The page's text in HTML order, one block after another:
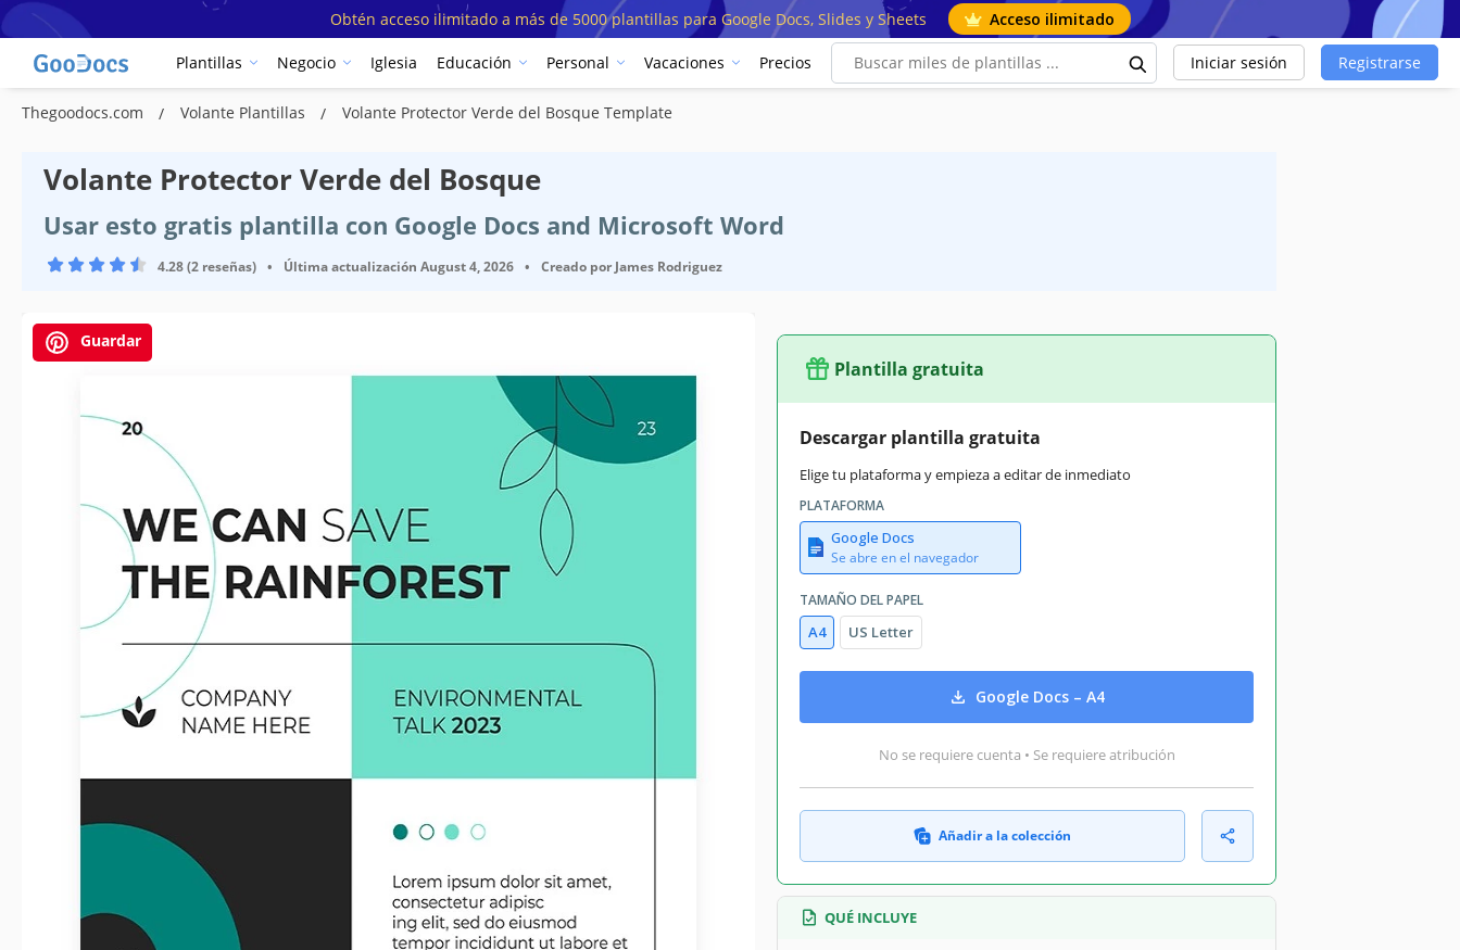
Obtén acceso ilimitado a más de 5000 plantillas para Google Docs, Slides y Sheets Acceso ilimitado
Plantillas Negocio Iglesia Educación Personal Vacaciones Precios Iniciar sesión Registrarse
Thegoodocs.com Volante Plantillas Volante Protector Verde del Bosque Template
Volante Protector Verde del Bosque
Usar esto gratis plantilla con Google Docs and Microsoft Word
4.28 (2 reseñas) • Última actualización August 4, 2026 • Creado por James Rodriguez
Guardar
Plantilla gratuita
Descargar plantilla gratuita
Elige tu plataforma y empieza a editar de inmediato
PLATAFORMA
Google Docs
Se abre en el navegador
TAMAÑO DEL PAPEL
A4 US Letter
Google Docs – A4
No se requiere cuenta • Se requiere atribución
Añadir a la colección
QUÉ INCLUYE